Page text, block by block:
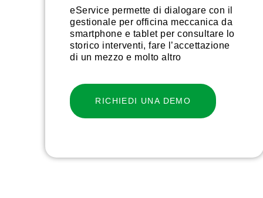
eService permette di dialogare con il
gestionale per officina meccanica da
smartphone e tablet per consultare lo
storico interventi, fare l’accettazione
di un mezzo e molto altro
RICHIEDI UNA DEMO